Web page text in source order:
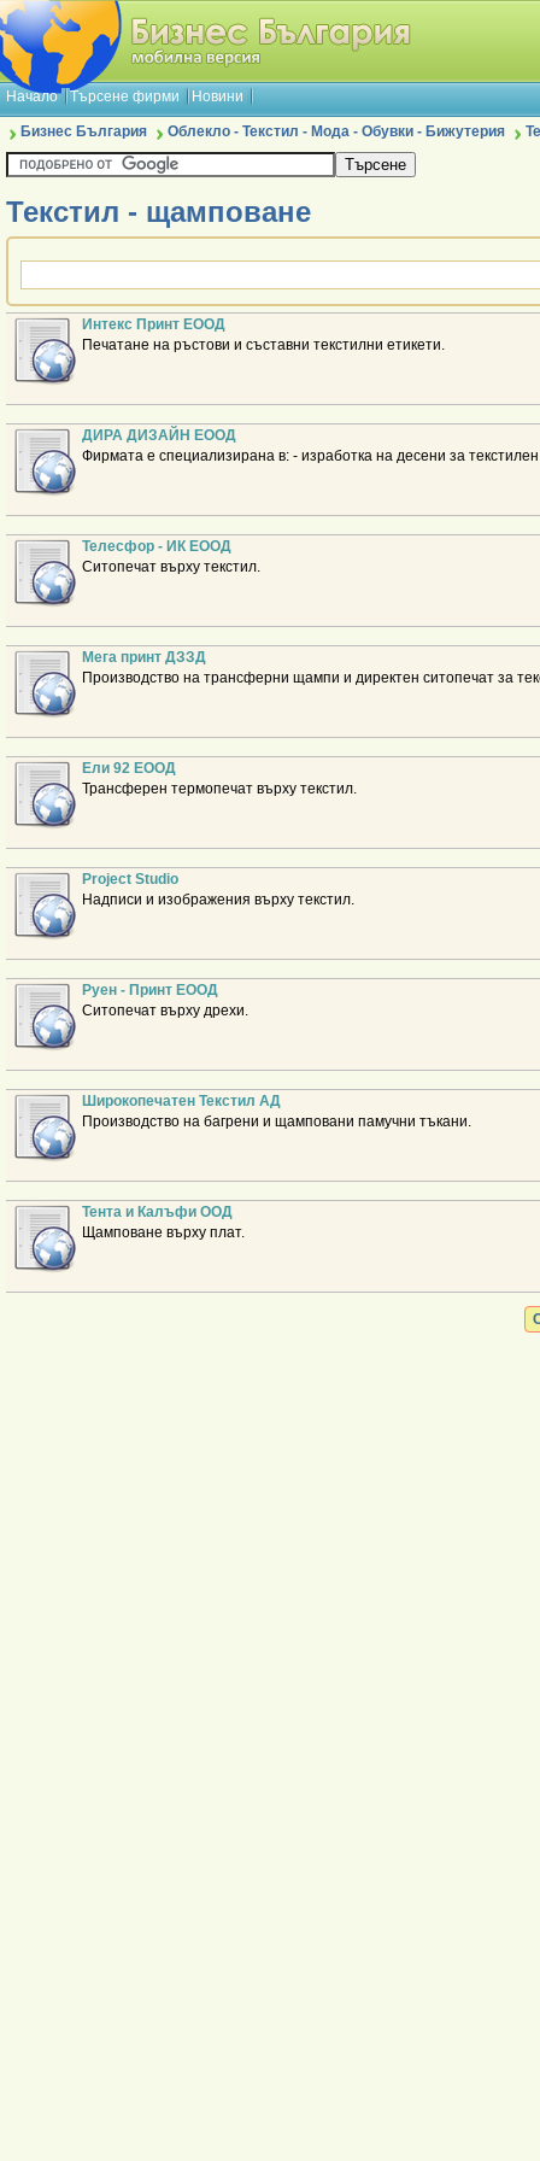
Начало Търсене фирми Новини
Бизнес България Облекло - Текстил - Мода - Обувки - Бижутерия
Текстил - щамповане
Интекс Принт ЕООД
Печатане на ръстови и съставни текстилни етикети.
ДИРА ДИЗАЙН ЕООД
Фирмата е специализирана в: - изработка на десени за
Телесфор - ИК ЕООД
Ситопечат върху текстил.
Мега принт ДЗЗД
Производство на трансферни щампи и директен ситопечат за
Ели 92 ЕООД
Трансферен термопечат върху текстил.
Project Studio
Надписи и изображения върху текстил.
Руен - Принт ЕООД
Ситопечат върху дрехи.
Широкопечатен Текстил АД
Производство на багрени и щамповани памучни тъкани.
Тента и Калъфи ООД
Щамповане върху плат.